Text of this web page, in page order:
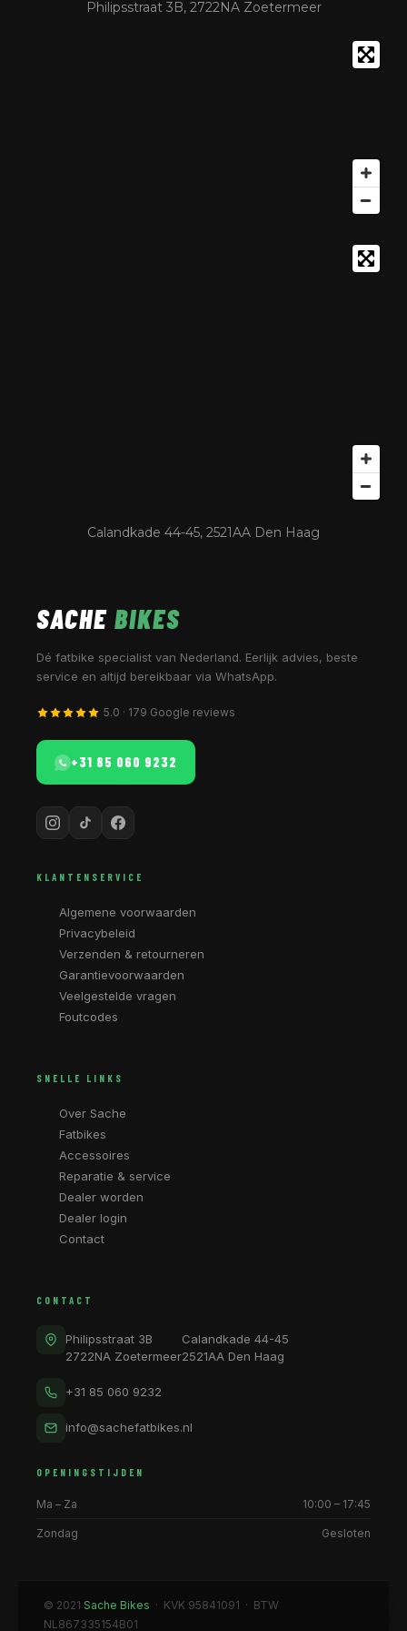
Philipsstraat 3B, 2722NA Zoetermeer
Calandkade 44-45, 2521AA Den Haag
SACHE BIKES
Dé fatbike specialist van Nederland. Eerlijk advies, beste
service en altijd bereikbaar via WhatsApp.
5.0 · 179 Google reviews
+31 85 060 9232
KLANTENSERVICE
Algemene voorwaarden
Privacybeleid
Verzenden & retourneren
Garantievoorwaarden
Veelgestelde vragen
Foutcodes
SNELLE LINKS
Over Sache
Fatbikes
Accessoires
Reparatie & service
Dealer worden
Dealer login
Contact
CONTACT
Philipsstraat 3B
2722NA Zoetermeer
Calandkade 44-45
2521AA Den Haag
+31 85 060 9232
info@sachefatbikes.nl
OPENINGSTIJDEN
Ma – Za 10:00 – 17:45
Zondag Gesloten
© 2021 Sache Bikes · KVK 95841091 · BTW
NL867335154B01